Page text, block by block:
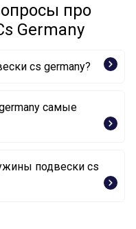
про
Germany
cs germany?
самые
CS Germany
подвески cs